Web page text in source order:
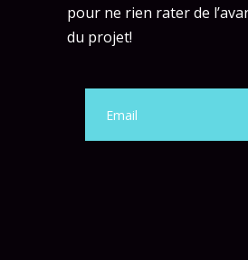
pour ne rien rater de
du projet!